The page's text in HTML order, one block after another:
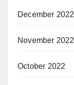
December 2022
November 2022
October 2022